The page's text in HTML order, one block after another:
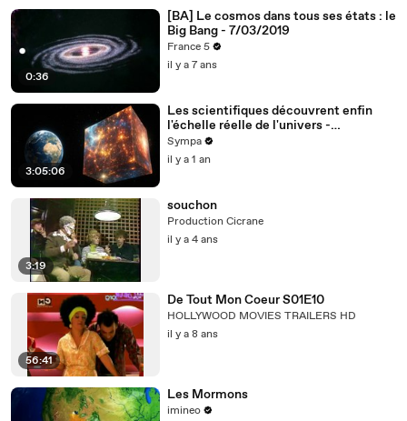
0:36
[BA] Le cosmos dans tous ses états : le
Big Bang - 7/03/2019
France 5
il y a 7 ans
3:05:06
Les scientifiques découvrent enfin
l'échelle réelle de l'univers -
Superamas de galaxies anciennes
Sympa
il y a 1 an
3:19
souchon
Production Cicrane
il y a 4 ans
56:41
De Tout Mon Coeur S01E10
HOLLYWOOD MOVIES TRAILERS HD
il y a 8 ans
Les Mormons
imineo